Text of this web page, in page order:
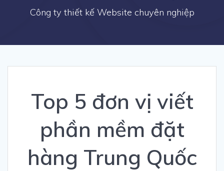
Công ty thiết kế Website chuyên nghiệp
Top 5 đơn vị viết
phần mềm đặt
hàng Trung Quốc